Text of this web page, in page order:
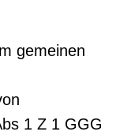
gemeinen
1 Z 1 GGG